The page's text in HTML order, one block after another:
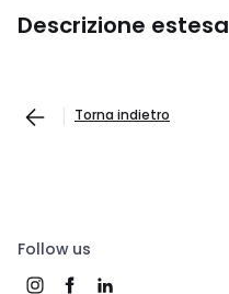
Descrizione estesa
Torna indietro
Follow us